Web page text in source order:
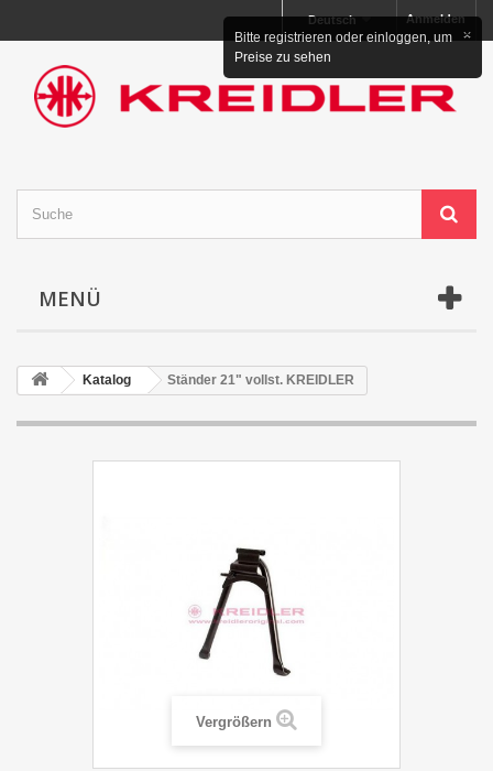
Anmelden
Deutsch
MENÜ
Katalog Ständer 21" vollst. KREIDLER
Vergrößern
×
Bitte registrieren oder einloggen, um
Preise zu sehen